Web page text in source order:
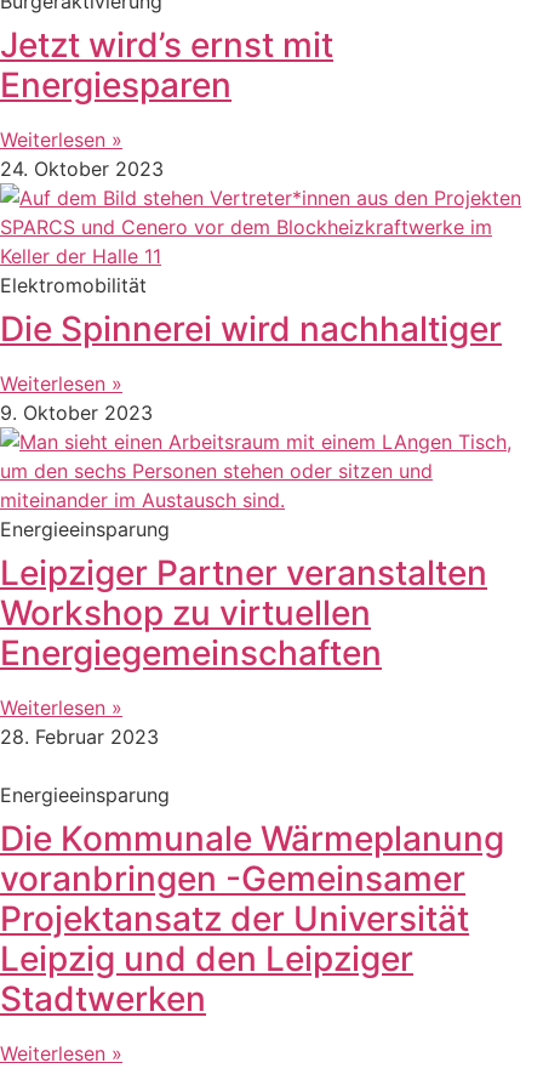
Jetzt wird’s ernst mit
Energiesparen
Weiterlesen »
24. Oktober 2023
Elektromobilität
Die Spinnerei wird nachhaltiger
Weiterlesen »
9. Oktober 2023
Energieeinsparung
Leipziger Partner veranstalten
Workshop zu virtuellen
Energiegemeinschaften
Weiterlesen »
28. Februar 2023
Energieeinsparung
Die Kommunale Wärmeplanung
voranbringen -Gemeinsamer
Projektansatz der Universität
Leipzig und den Leipziger
Stadtwerken
Weiterlesen »